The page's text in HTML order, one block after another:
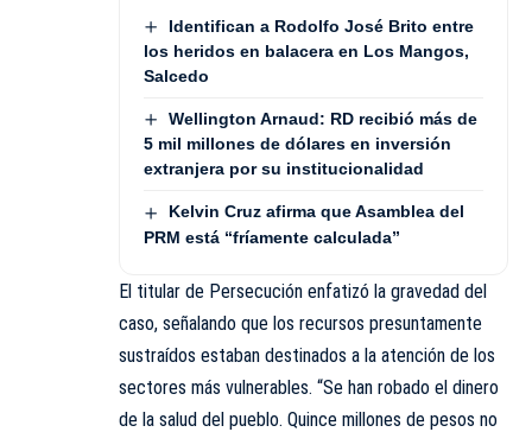
Identifican a Rodolfo José Brito entre
los heridos en balacera en Los Mangos,
Salcedo
Wellington Arnaud: RD recibió más de
5 mil millones de dólares en inversión
extranjera por su institucionalidad
Kelvin Cruz afirma que Asamblea del
PRM está “fríamente calculada”
El titular de Persecución enfatizó la gravedad del
caso, señalando que los recursos presuntamente
sustraídos estaban destinados a la atención de los
sectores más vulnerables. “Se han robado el dinero
de la salud del pueblo. Quince millones de pesos no